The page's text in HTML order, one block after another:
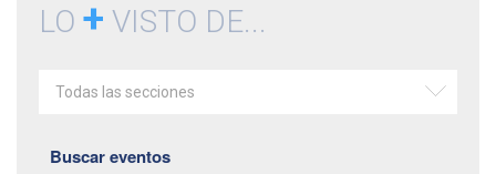
LO + VISTO DE...
Todas las secciones
Buscar eventos